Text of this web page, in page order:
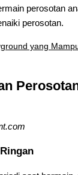
perosotan
perosotan.
yang